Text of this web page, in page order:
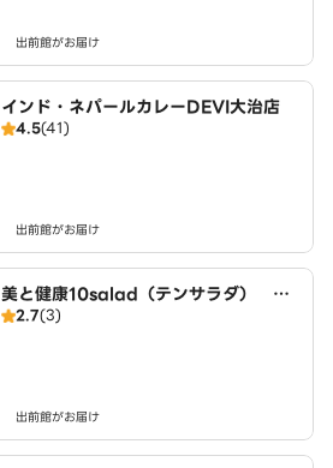
出前館がお届け
インド・ネパールカレーDEVI大治店
4.5(41)
出前館がお届け
美と健康10salad（テンサラダ） 名
古屋店
2.7(3)
出前館がお届け